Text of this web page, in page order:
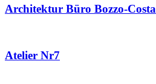
Architektur Büro Bozzo-Costa
Atelier Nr7